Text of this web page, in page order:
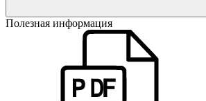
Полезная информация